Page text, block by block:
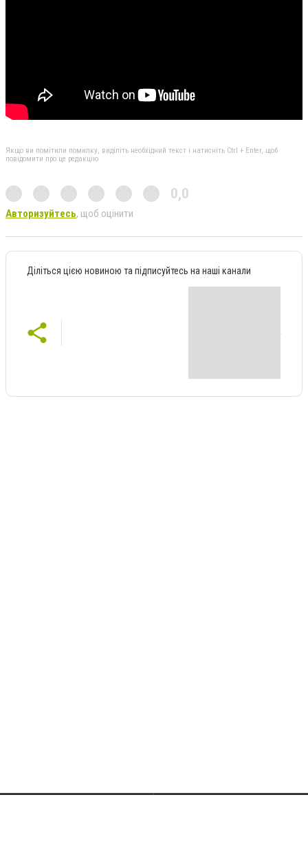
Якщо ви помітили помилку, виділіть необхідний текст і натисніть Ctrl + Enter, щоб
повідомити про це редакцію
0,0
Авторизуйтесь, щоб оцінити
Діліться цією новиною та підписуйтесь на наші канали